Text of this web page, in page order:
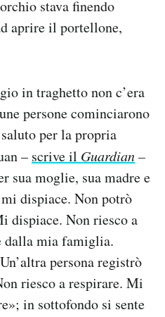
stava finendo
aprire il portellone,
in traghetto non c’era
persone cominciarono
per la propria
– scrive il Guardian–
sua moglie, sua madre e
dispiace. Non potrò
dispiace. Non riesco a
dalla mia famiglia.
persona registrò
riesco a respirare. Mi
in sottofondo si sente